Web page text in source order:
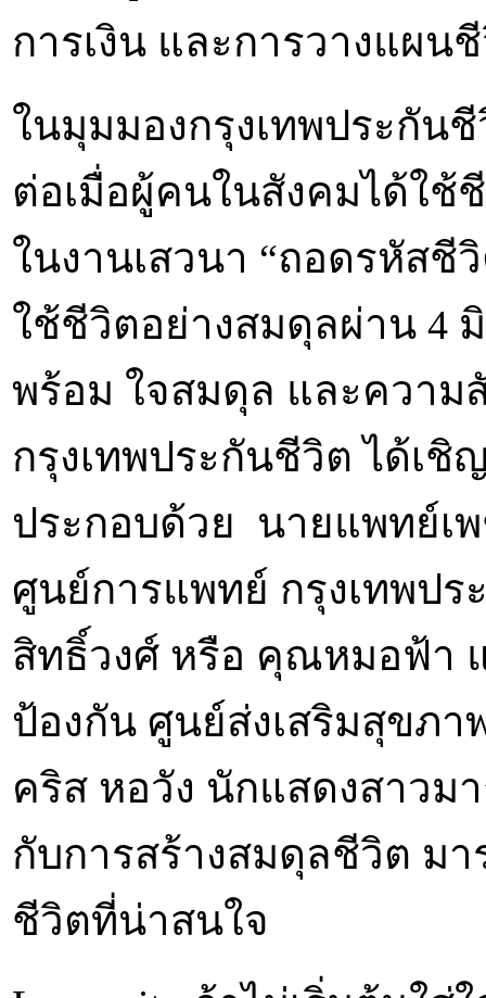
การเงิน และการวางแผน
ในมุมมองกรุงเทพประกัน
ต่อเมื่อผู้คนในสังคมได้ใ
ในงานเสวนา “ถอดรหัสชี
ใช้ชีวิตอย่างสมดุลผ่าน 4
พร้อม ใจสมดุล และความ
กรุงเทพประกันชีวิต ได้เ
ประกอบด้วย นายแพทย์เ
ศูนย์การแพทย์ กรุงเทพป
สิทธิ์วงศ์ หรือ คุณหมอฟ้า
ป้องกัน ศูนย์ส่งเสริมสุขภ
คริส หอวัง นักแสดงสาว
กับการสร้างสมดุลชีวิต ม
ชีวิตที่น่าสนใจ